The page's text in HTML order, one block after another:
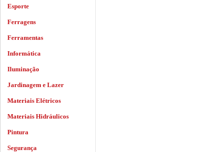
Esporte
Ferragens
Ferramentas
Informática
Iluminação
Jardinagem e Lazer
Materiais Elétricos
Materiais Hidráulicos
Pintura
Segurança